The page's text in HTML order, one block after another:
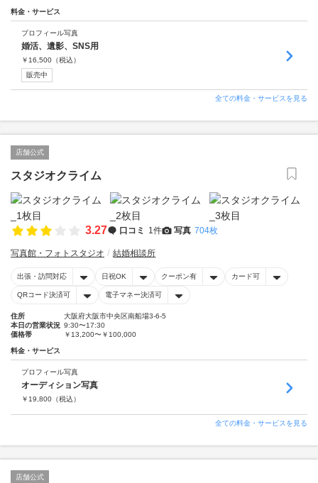
料金・サービス
プロフィール写真
婚活、遺影、SNS用
￥ 16,500 （税込）
販売中
全ての料金・サービスを見る
店舗公式
スタジオクライム
3.27 口コミ 1件 写真 704枚
写真館・フォトスタジオ 結婚相談所
出張・訪問対応 日祝OK クーポン有 カード可
QRコード決済可 電子マネー決済可
住所
大阪府大阪市中央区南船場3-6-5
本日の営業状況 9:30〜17:30
価格帯
￥13,200〜￥100,000
料金・サービス
プロフィール写真
オーディション写真
￥ 19,800 （税込）
全ての料金・サービスを見る
店舗公式